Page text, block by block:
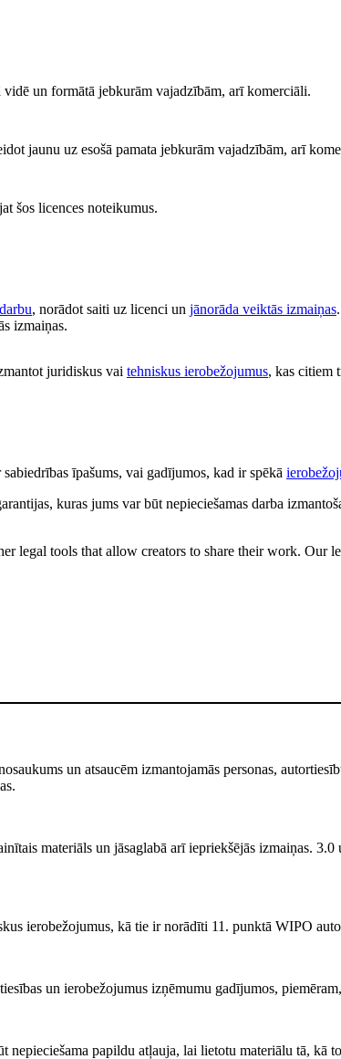
un formātā jebkurām vajadzībām, arī komerciāli.
jaunu uz esošā pamata jebkurām vajadzībām, arī
šos licences noteikumus.
, norādot saiti uz licenci un jānorāda veiktās izmaiņas
izmaiņas.
juridiskus vai tehniskus ierobežojumus, kas citiem
īpašums, vai gadījumos, kad ir spēkā
kuras jums var būt nepieciešamas darba
legal tools that allow creators to share their work. Our
un atsaucēm izmantojamās personas,
materiāls un jāsaglabā arī iepriekšējās izmaiņas.
ierobežojumus, kā tie ir norādīti 11. punktā WIPO
un ierobežojumus izņēmumu gadījumos,
nepieciešama papildu atļauja, lai lietotu materiālu tā, kā